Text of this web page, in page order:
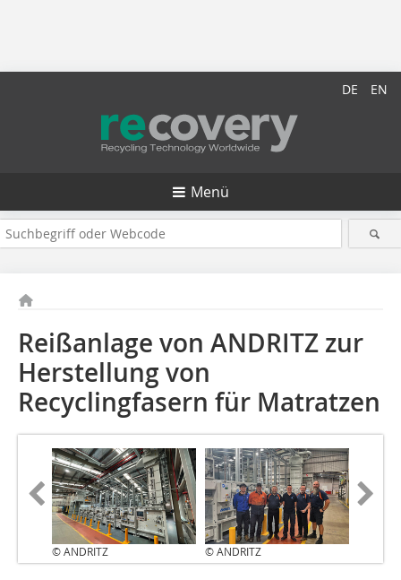
DE EN
Menü
Reißanlage von ANDRITZ zur
Herstellung von
Recyclingfasern für Matratzen
© ANDRITZ © ANDRITZ